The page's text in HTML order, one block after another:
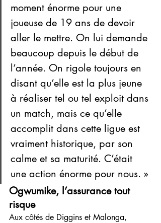
moment énorme pour une
joueuse de 19 ans de devoir
aller le mettre. On lui demande
beaucoup depuis le début de
l’année. On rigole toujours en
disant qu’elle est la plus jeune
à réaliser tel ou tel exploit dans
un match, mais ce qu’elle
accomplit dans cette ligue est
vraiment historique, par son
calme et sa maturité. C’était
une action énorme pour nous. »
Ogwumike, l’assurance tout
risque
Aux côtés de Diggins et Malonga,